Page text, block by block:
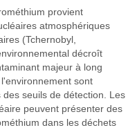
provient
atmosphériques
(Tchernobyl,
décroît
majeur à long
sont
seuils de détection. Les
peuvent présenter des
dans les déchets